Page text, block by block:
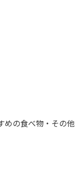
めの食べ物・その他